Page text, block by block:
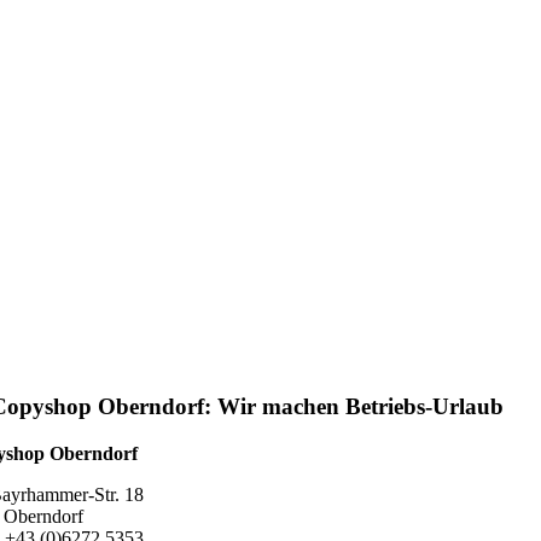
Oberndorf: Wir machen Betriebs-Urlaub
Oberndorf
Str. 18
Oberndorf